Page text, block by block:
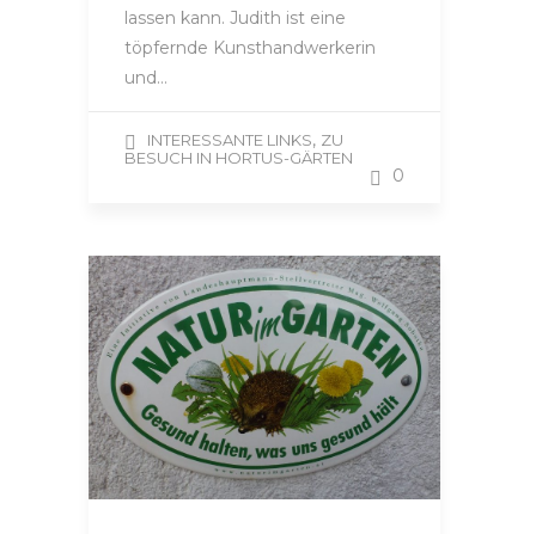
lassen kann. Judith ist eine
töpfernde Kunsthandwerkerin
und…
INTERESSANTE LINKS, ZU
BESUCH IN HORTUS-GÄRTEN
0